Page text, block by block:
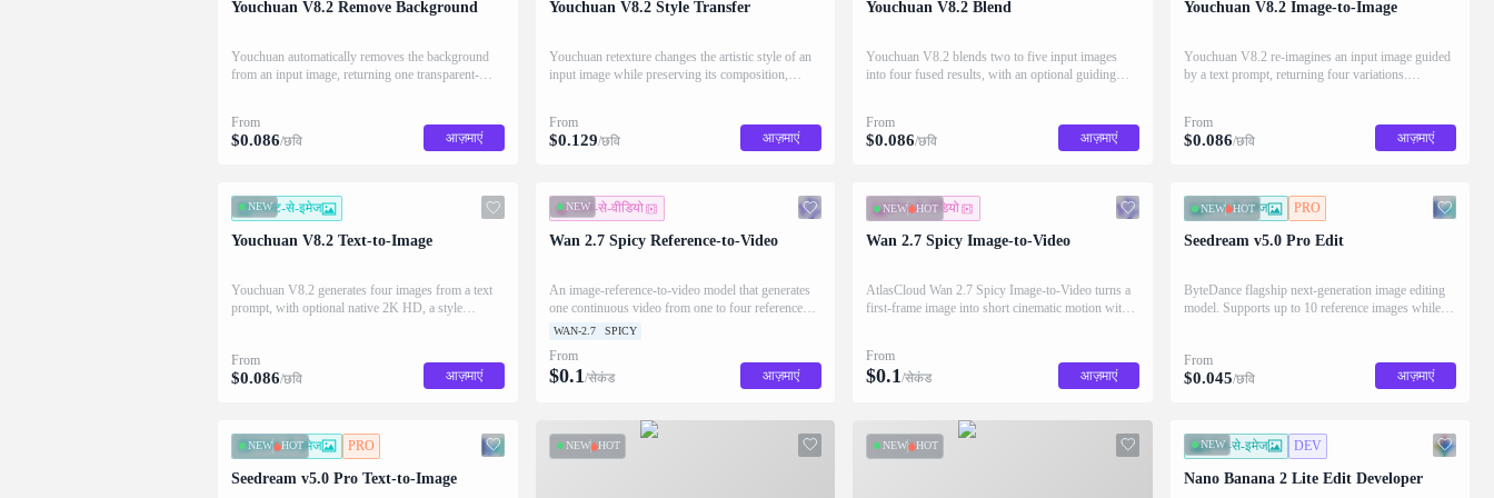
Youchuan V8.2 Remove Background
Youchuan automatically removes the background
from an input image, returning one transparent-
From
$0.086/छवि आज़माएं
Youchuan V8.2 Style Transfer
Youchuan retexture changes the artistic style of an
input image while preserving its composition,
From
$0.129/छवि आज़माएं
Youchuan V8.2 Blend
Youchuan V8.2 blends two to five input images
into four fused results, with an optional guiding
From
$0.086/छवि आज़माएं
Youchuan V8.2 Image-to-Image
Youchuan V8.2 re-imagines an input image guided
by a text prompt, returning four variations.
From
$0.086/छवि आज़माएं
NEW
टेक्स्ट-से-इमेज
Youchuan V8.2 Text-to-Image
Youchuan V8.2 generates four images from a text
prompt, with optional native 2K HD, a style
From
$0.086/छवि आज़माएं
NEW
संदर्भ-से-वीडियो
Wan 2.7 Spicy Reference-to-Video
An image-reference-to-video model that generates
one continuous video from one to four reference
images with precise subject binding and prompt
video and audio are not accepted.
WAN-2.7 SPICY
From
$0.1 /सेकंड आज़माएं
NEW HOT
इमेज-से-वीडियो
Wan 2.7 Spicy Image-to-Video
AtlasCloud Wan 2.7 Spicy Image-to-Video turns a
first-frame image into short cinematic motion with
From
$0.1 /सेकंड आज़माएं
NEW HOT
इमेज-से-इमेज PRO
Seedream v5.0 Pro Edit
ByteDance flagship next-generation image editing
model. Supports up to 10 reference images while
From
$0.045/छवि आज़माएं
NEW HOT
टेक्स्ट-से-इमेज PRO
Seedream v5.0 Pro Text-to-Image
NEW HOT NEW HOT NEW
इमेज-से-इमेज DEV
Nano Banana 2 Lite Edit Developer